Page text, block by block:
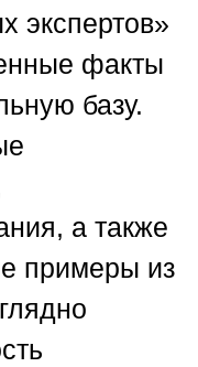
экспертов»
факты
базу.
а также
примеры из